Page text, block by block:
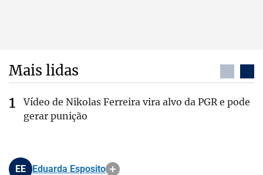
Mais lidas
Vídeo de Nikolas Ferreira vira alvo da PGR e pode
gerar punição
EE Eduarda Esposito